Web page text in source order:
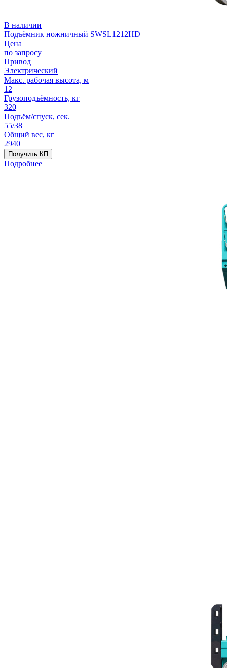
В наличии
Подъёмник ножничный SWSL1212HD
Цена
по запросу
Привод
Электрический
Макс. рабочая высота, м
12
Грузоподъёмность, кг
320
Подъём/спуск, сек.
55/38
Общий вес, кг
2940
Получить КП
Подробнее